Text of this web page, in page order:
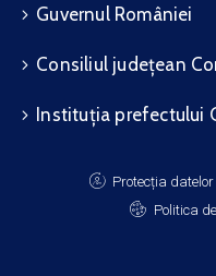
Guvernul României
Consiliul județean
Instituția prefectului
Protecția
Politica